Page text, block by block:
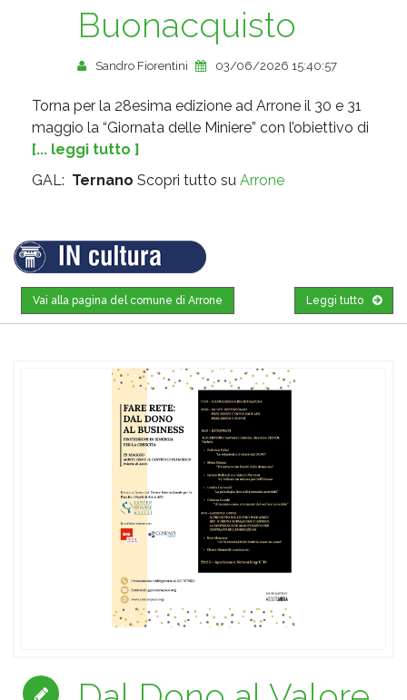
Buonacquisto
Sandro Fiorentini 03/06/2026 15:40:57
Torna per la 28esima edizione ad Arrone il 30 e 31
maggio la “Giornata delle Miniere” con l’obiettivo di
[... leggi tutto ]
GAL: Ternano Scopri tutto su Arrone
Leggi tutto
Vai alla pagina del comune di Arrone